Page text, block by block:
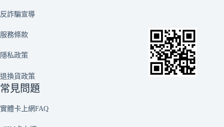
反詐騙宣導
服務條款
隱私政策
退換貨政策
常見問題
實體卡上網FAQ